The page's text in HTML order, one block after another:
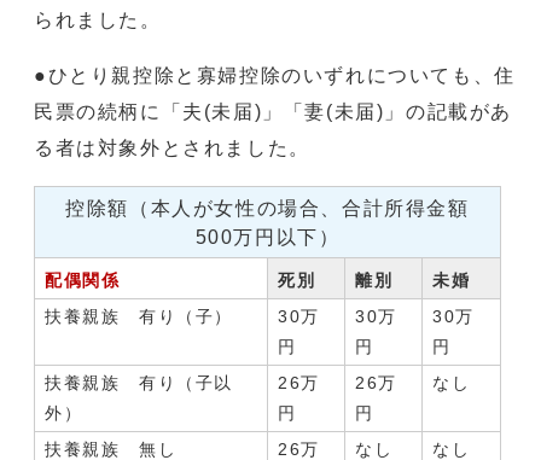
られました。
●ひとり親控除と寡婦控除のいずれについても、住
民票の続柄に「夫(未届)」「妻(未届)」の記載があ
る者は対象外とされました。
控除額（本人が女性の場合、合計所得金額
500万円以下）
配偶関係 死別 離別
未婚
扶養親族 有り（子）
30万
円
30万
円
30万
円
扶養親族 有り（子以
外）
26万
円
26万
円
なし
扶養親族 無し
26万
なし なし